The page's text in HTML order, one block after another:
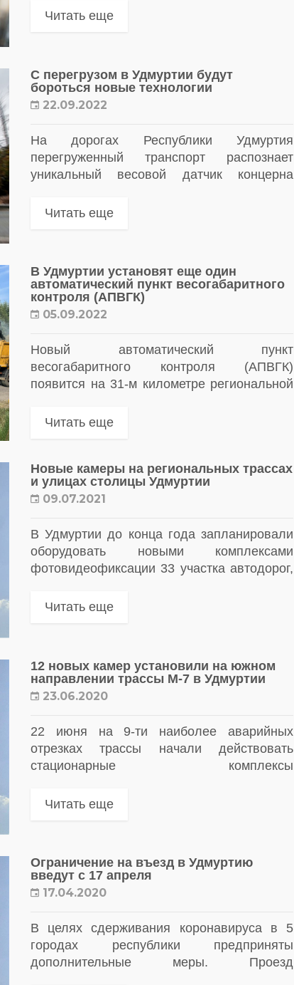
Читать еще
С перегрузом в Удмуртии будут
бороться новые технологии
22.09.2022
На дорогах Республики Удмуртия
перегруженный транспорт распознает
уникальный весовой датчик концерна
Читать еще
В Удмуртии установят еще один
автоматический пункт весогабаритного
контроля (АПВГК)
05.09.2022
Новый автоматический пункт
весогабаритного контроля (АПВГК)
появится на 31-м километре региональной
Читать еще
Новые камеры на региональных трассах
и улицах столицы Удмуртии
09.07.2021
В Удмуртии до конца года запланировали
оборудовать новыми комплексами
фотовидеофиксации 33 участка автодорог,
Читать еще
12 новых камер установили на южном
направлении трассы М-7 в Удмуртии
23.06.2020
22 июня на 9-ти наиболее аварийных
отрезках трассы начали действовать
стационарные комплексы
Читать еще
Ограничение на въезд в Удмуртию
введут с 17 апреля
17.04.2020
В целях сдерживания коронавируса в 5
городах республики предприняты
дополнительные меры. Проезд